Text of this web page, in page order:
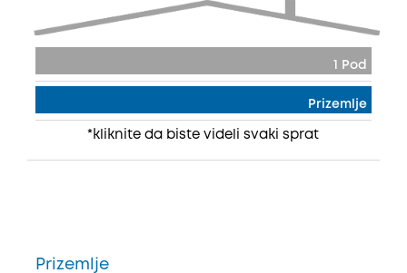
1 Pod
Prizemlje
*kliknite da biste videli svaki sprat
Prizemlje